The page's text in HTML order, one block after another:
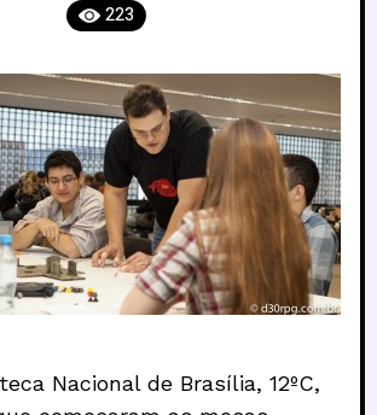
223
Nacional de Brasília, 12ºC,